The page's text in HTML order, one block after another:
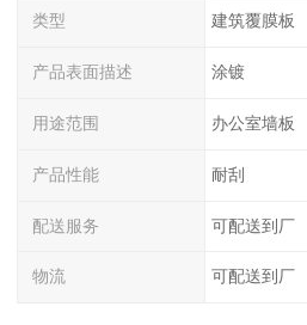
类型 建筑覆膜板
产品表面描述 涂镀
用途范围 办公室墙板
产品性能 耐刮
配送服务 可配送到厂
物流 可配送到厂